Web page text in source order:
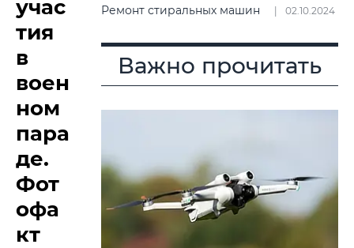
учас
тия
в
воен
ном
пара
де.
Фот
офа
кт
Ремонт стиральных машин 02.10.2024
Важно прочитать